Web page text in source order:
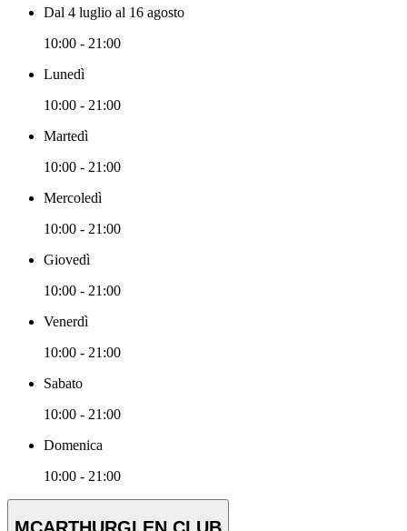
Dal 4 luglio al 16 agosto
10:00 - 21:00
Lunedì
10:00 - 21:00
Martedì
10:00 - 21:00
Mercoledì
10:00 - 21:00
Giovedì
10:00 - 21:00
Venerdì
10:00 - 21:00
Sabato
10:00 - 21:00
Domenica
10:00 - 21:00
MCARTHURGLEN CLUB